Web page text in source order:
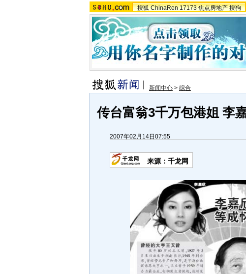
搜狐 ChinaRen 17173 焦点房地产 搜狗
新闻中心 > 综合
传台富翁3千万包港姐 李
2007年02月14日07:55
来源：千龙网